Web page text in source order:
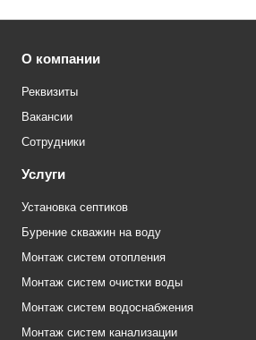
О компании
Реквизиты
Вакансии
Сотрудники
Услуги
Установка септиков
Бурение скважин на воду
Монтаж систем отопления
Монтаж систем очистки воды
Монтаж систем водоснабжения
Монтаж систем канализации